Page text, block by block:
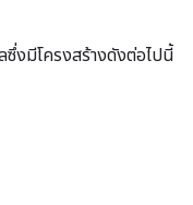
ซึ่งมีโครงสร้างดังต่อไปนี้